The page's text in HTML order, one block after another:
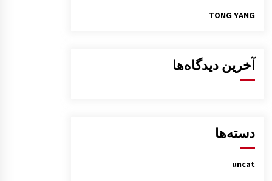
TONG YANG
آخرین دیدگاه‌ها
دسته‌ها
uncat